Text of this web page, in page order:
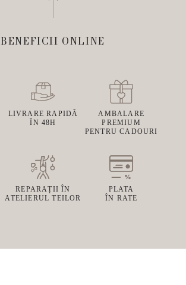
BENEFICII ONLINE
LIVRARE RAPIDĂ
ÎN 48H
AMBALARE
PREMIUM
PENTRU CADOURI
REPARAȚII ÎN
ATELIERUL TEILOR
PLATA
ÎN RATE